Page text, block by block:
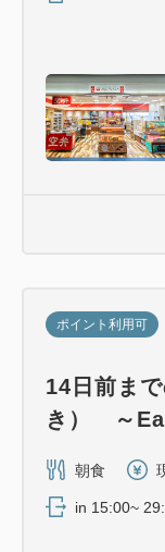
ポイント利用可
14日前ま
き） ～
朝食
in 15:00~